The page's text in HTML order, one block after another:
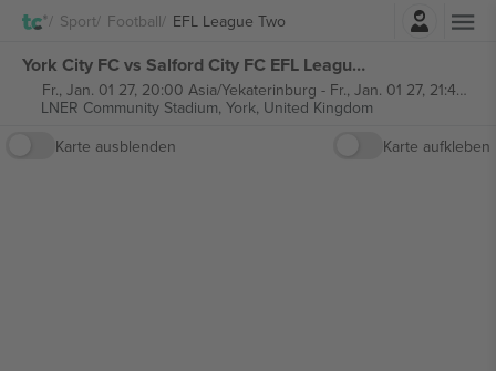
Sport Football EFL League TwoEinloggen
York City FC vs Salford City FC EFL League Two tickets
Fr., Jan. 01 27, 20:00 Asia/Yekaterinburg - Fr., Jan. 01 27, 21:45 Asia/Yekaterinburg
LNER Community Stadium, York, United Kingdom
Karte ausblenden
Karte aufkleben